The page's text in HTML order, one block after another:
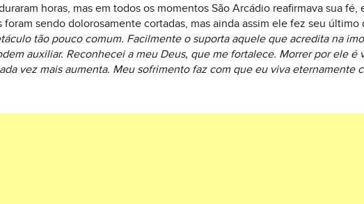
horas, mas em todos os momentos São Arcádio reafirmava sua
foram sendo dolorosamente cortadas, mas ainda assim ele fez seu último
tão pouco comum. Facilmente o suporta aquele que acredita na
auxiliar. Reconhecei a meu Deus, que me fortalece. Morrer por ele
vez mais aumenta. Meu sofrimento faz com que eu viva eternamente